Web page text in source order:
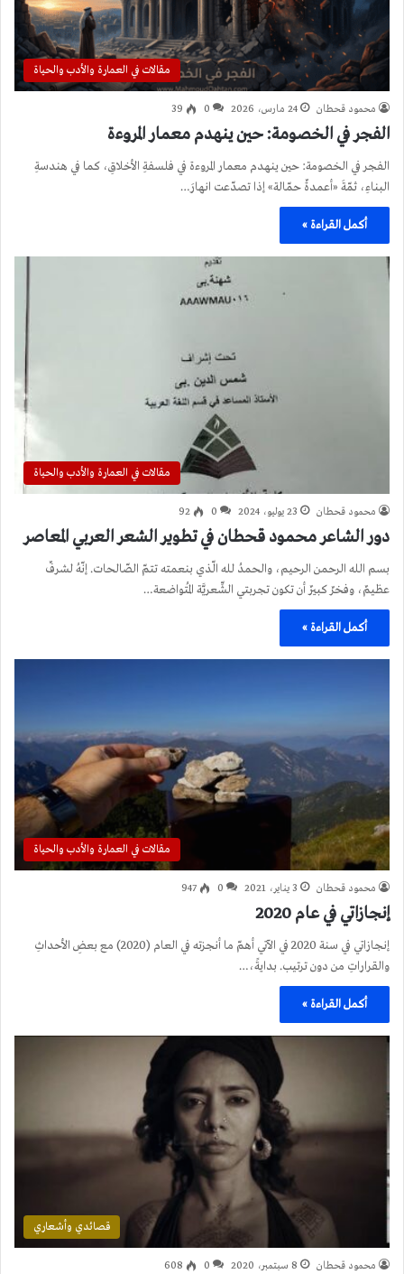
مقالات في العمارة والأدب والحياة
محمود قحطان 24 مارس، 2026 0
39
الفجر في الخصومة: حين ينهدم معمار المروءة
الفجر في الخصومة: حين ينهدم معمار المروءة في فلسفةِ الأخلاقِ، كما في هندسةِ
البناءِ، ثمّةَ «أعمدةٌ حمّالة» إذا تصدّعت انهارَ…
أكمل القراءة »
مقالات في العمارة والأدب والحياة
محمود قحطان 23 يوليو، 2024 0
92
دور الشاعر محمود قحطان في تطوير الشعر العربي المعاصر
بسم الله الرحمن الرحيم، والحمدُ لله الّذي بنعمته تتمّ الصّالحات. إنّهُ لشرفٌ
عظيمٌ، وفخرٌ كبيرٌ أن تكون تجربتي الشِّعريَّة المُتواضعة…
أكمل القراءة »
مقالات في العمارة والأدب والحياة
محمود قحطان 3 يناير، 2021 0
947
إنجازاتي في عام 2020
إنجازاتي في سنة 2020 في الآتي أهمّ ما أنجزته في العام (2020) مع بعضِ الأحداثِ
والقراراتِ من دون ترتيب. بدايةً،…
أكمل القراءة »
قصائدي وأشعاري
محمود قحطان 8 سبتمبر، 2020 0
608